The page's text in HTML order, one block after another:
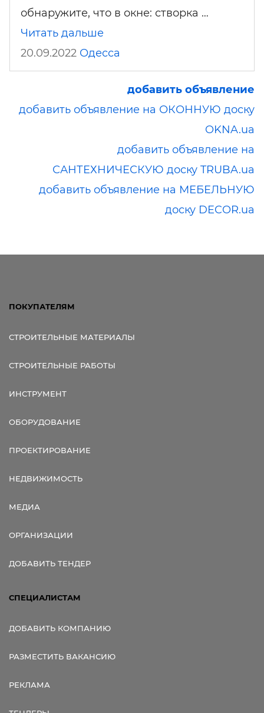
обнаружите, что в окне: створка …
Читать дальше
20.09.2022 Одесса
добавить объявление
добавить объявление на ОКОННУЮ доску
OKNA.ua
добавить объявление на
САНТЕХНИЧЕСКУЮ доску TRUBA.ua
добавить объявление на МЕБЕЛЬНУЮ
доску DECOR.ua
ПОКУПАТЕЛЯМ
СТРОИТЕЛЬНЫЕ МАТЕРИАЛЫ
СТРОИТЕЛЬНЫЕ РАБОТЫ
ИНСТРУМЕНТ
ОБОРУДОВАНИЕ
ПРОЕКТИРОВАНИЕ
НЕДВИЖИМОСТЬ
МЕДИА
ОРГАНИЗАЦИИ
ДОБАВИТЬ ТЕНДЕР
СПЕЦИАЛИСТАМ
ДОБАВИТЬ КОМПАНИЮ
РАЗМЕСТИТЬ ВАКАНСИЮ
РЕКЛАМА